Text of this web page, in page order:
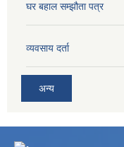
घर बहाल सम्झौता पत्र
व्यवसाय दर्ता
अन्य